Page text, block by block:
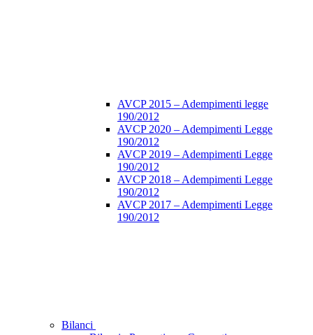
AVCP 2015 – Adempimenti legge
190/2012
AVCP 2020 – Adempimenti Legge
190/2012
AVCP 2019 – Adempimenti Legge
190/2012
AVCP 2018 – Adempimenti Legge
190/2012
AVCP 2017 – Adempimenti Legge
190/2012
Bilanci